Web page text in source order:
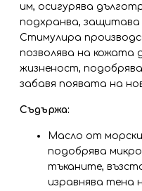
им, осигурява
подхранва,
Стимулира
позволява на кожата
жизненост,
забавя появата на
Съдържа:
Масло от
подобрява
тъканите,
изравнява тена